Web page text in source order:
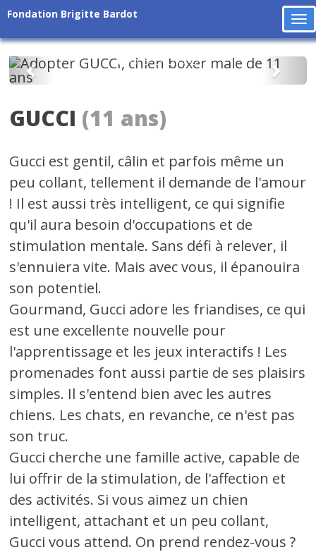
Fondation Brigitte Bardot
Précédent
GUCCI (11 ans)
Gucci est gentil, câlin et parfois même un
peu collant, tellement il demande de l'amour
! Il est aussi très intelligent, ce qui signifie
qu'il aura besoin d'occupations et de
stimulation mentale. Sans défi à relever, il
s'ennuiera vite. Mais avec vous, il épanouira
son potentiel.
Gourmand, Gucci adore les friandises, ce qui
est une excellente nouvelle pour
l'apprentissage et les jeux interactifs ! Les
promenades font aussi partie de ses plaisirs
simples. Il s'entend bien avec les autres
chiens. Les chats, en revanche, ce n'est pas
son truc.
Gucci cherche une famille active, capable de
lui offrir de la stimulation, de l'affection et
des activités. Si vous aimez un chien
intelligent, attachant et un peu collant,
Gucci vous attend. On prend rendez-vous ?